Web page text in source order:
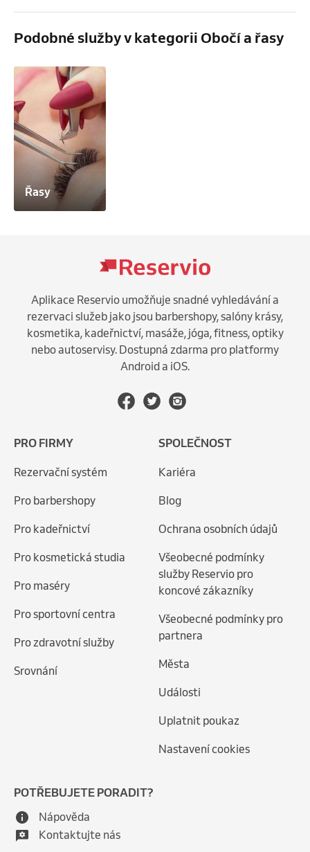
Podobné služby v kategorii Obočí a řasy
Řasy
Aplikace Reservio umožňuje snadné vyhledávání a
rezervaci služeb jako jsou barbershopy, salóny krásy,
kosmetika, kadeřnictví, masáže, jóga, fitness, optiky
nebo autoservisy. Dostupná zdarma pro platformy
Android a iOS.
PRO FIRMY
Rezervační systém
Pro barbershopy
Pro kadeřnictví
Pro kosmetická studia
Pro maséry
Pro sportovní centra
Pro zdravotní služby
Srovnání
SPOLEČNOST
Kariéra
Blog
Ochrana osobních údajů
Všeobecné podmínky
služby Reservio pro
koncové zákazníky
Všeobecné podmínky pro
partnera
Města
Události
Uplatnit poukaz
Nastavení cookies
POTŘEBUJETE PORADIT?
Nápověda
Kontaktujte nás